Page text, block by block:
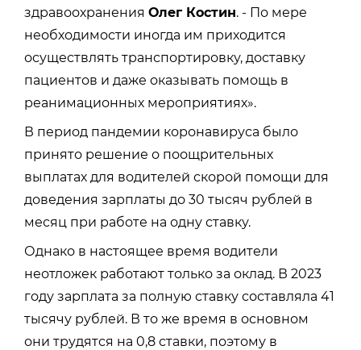
здравоохранения Олег Костин. - По мере
необходимости иногда им приходится
осуществлять транспортировку, доставку
пациентов и даже оказывать помощь в
реанимационных мероприятиях».
В период пандемии коронавируса было
принято решение о поощрительных
выплатах для водителей скорой помощи для
доведения зарплаты до 30 тысяч рублей в
месяц при работе на одну ставку.
Однако в настоящее время водители
неотложек работают только за оклад. В 2023
году зарплата за полную ставку составляла 41
тысячу рублей. В то же время в основном
они трудятся на 0,8 ставки, поэтому в